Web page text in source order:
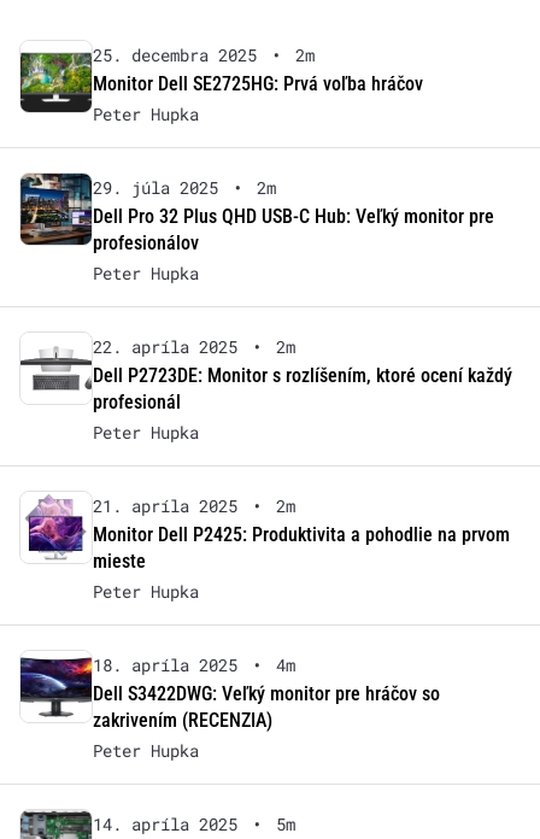
25. decembra 2025 •
2m
Monitor Dell SE2725HG: Prvá voľba hráčov
Peter Hupka
29. júla 2025 •
2m
Dell Pro 32 Plus QHD USB-C Hub: Veľký monitor pre
profesionálov
Peter Hupka
22. apríla 2025 •
2m
Dell P2723DE: Monitor s rozlíšením, ktoré ocení každý
profesionál
Peter Hupka
21. apríla 2025 •
2m
Monitor Dell P2425: Produktivita a pohodlie na prvom
mieste
Peter Hupka
18. apríla 2025 •
4m
Dell S3422DWG: Veľký monitor pre hráčov so
zakrivením (RECENZIA)
Peter Hupka
14. apríla 2025 •
5m